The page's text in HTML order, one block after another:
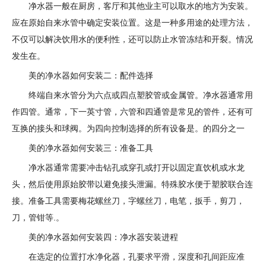
净水器一般在厨房，客厅和其他业主可以取水的地方为安装。
应在原始自来水管中确定安装位置。这是一种多用途的处理方法，
不仅可以解决饮用水的便利性，还可以防止水管冻结和开裂。情况
发生在。
美的净水器如何安装二：配件选择
终端自来水管分为六点或四点塑胶管或金属管。净水器通常用
作四管。通常，下一英寸管，六管和四通管是常见的管件，还有可
互换的接头和球阀。为四向控制选择的所有设备是。的四分之一
美的净水器如何安装三：准备工具
净水器通常需要冲击钻孔或穿孔或打开以固定直饮机或水龙
头，然后使用原始胶带以避免接头泄漏。特殊胶水便于塑胶联合连
接。准备工具需要梅花螺丝刀，字螺丝刀，电笔，扳手，剪刀，
刀，管钳等.。
美的净水器如何安装四：净水器安装进程
在选定的位置打水净化器，孔要求平滑，深度和孔间距应准